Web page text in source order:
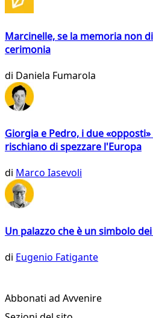
Marcinelle, se la memoria non
cerimonia
di Daniela Fumarola
Giorgia e Pedro, i due
rischiano di spezzare l'Europa
di Marco Iasevoli
Un palazzo che è un simbolo
di Eugenio Fatigante
Abbonati ad Avvenire